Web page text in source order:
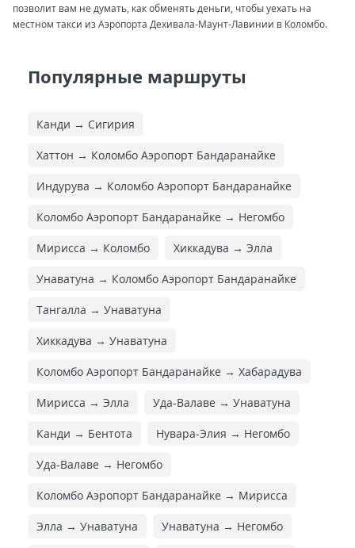
позволит вам не думать, как обменять деньги, чтобы уехать на
местном такси из Аэропорта Дехивала-Маунт-Лавинии в Коломбо.
Популярные маршруты
Канди → Сигирия
Хаттон → Коломбо Аэропорт Бандаранайке
Индурува → Коломбо Аэропорт Бандаранайке
Коломбо Аэропорт Бандаранайке → Негомбо
Мирисса → Коломбо Хиккадува → Элла
Унаватуна → Коломбо Аэропорт Бандаранайке
Тангалла → Унаватуна
Хиккадува → Унаватуна
Коломбо Аэропорт Бандаранайке → Хабарадува
Мирисса → Элла Уда-Валаве → Унаватуна
Канди → Бентота Нувара-Элия → Негомбо
Уда-Валаве → Негомбо
Коломбо Аэропорт Бандаранайке → Мирисса
Элла → Унаватуна Унаватуна → Негомбо